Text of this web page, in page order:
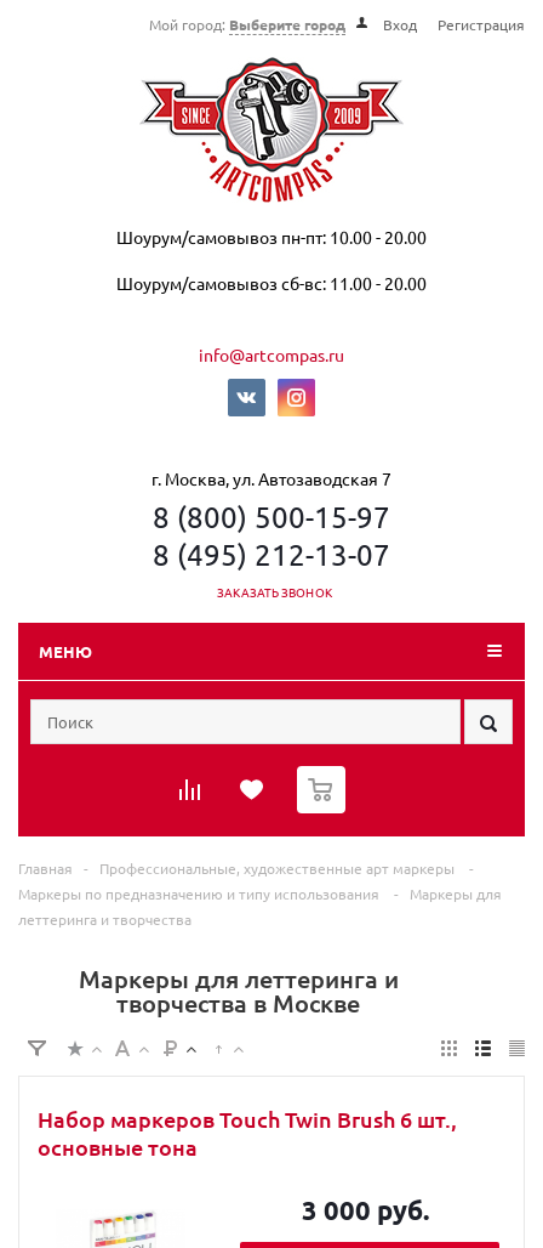
Мой город: Выберите город Вход Регистрация
Шоурум/самовывоз пн-пт: 10.00 - 20.00
Шоурум/самовывоз сб-вс: 11.00 - 20.00
info@artcompas.ru
г. Москва, ул. Автозаводская 7
8 (800) 500-15-97
8 (495) 212-13-07
ЗАКАЗАТЬ ЗВОНОК
МЕНЮ
0
Главная - Профессиональные, художественные арт маркеры
-
Маркеры по предназначению и типу использования
-
Маркеры для
леттеринга и творчества
Маркеры для леттеринга и
творчества в Москве
Набор маркеров Touch Twin Brush 6 шт.,
основные тона
3 000 руб.